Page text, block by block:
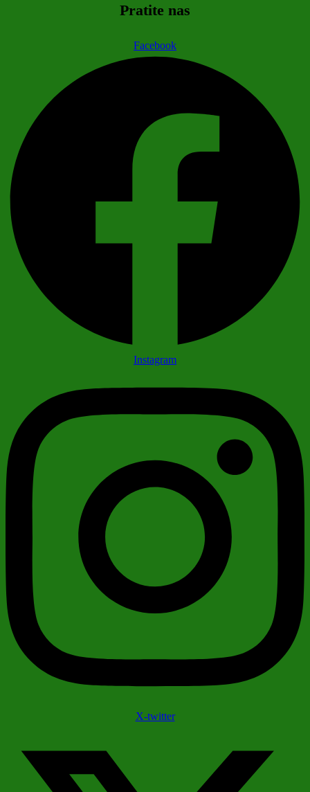
Pratite nas
Facebook
Instagram
X-twitter